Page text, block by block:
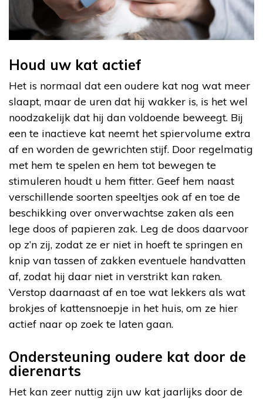
Houd uw kat actief
Het is normaal dat een oudere kat nog wat meer
slaapt, maar de uren dat hij wakker is, is het wel
noodzakelijk dat hij dan voldoende beweegt. Bij
een te inactieve kat neemt het spiervolume extra
af en worden de gewrichten stijf. Door regelmatig
met hem te spelen en hem tot bewegen te
stimuleren houdt u hem fitter. Geef hem naast
verschillende soorten speeltjes ook af en toe de
beschikking over onverwachtse zaken als een
lege doos of papieren zak. Leg de doos daarvoor
op z’n zij, zodat ze er niet in hoeft te springen en
knip van tassen of zakken eventuele handvatten
af, zodat hij daar niet in verstrikt kan raken.
Verstop daarnaast af en toe wat lekkers als wat
brokjes of kattensnoepje in het huis, om ze hier
actief naar op zoek te laten gaan.
Ondersteuning oudere kat door de
dierenarts
Het kan zeer nuttig zijn uw kat jaarlijks door de